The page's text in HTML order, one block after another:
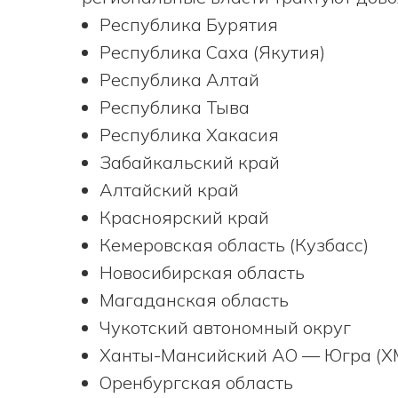
Республика Бурятия
Республика Саха (Якутия)
Республика Алтай
Республика Тыва
Республика Хакасия
Забайкальский край
Алтайский край
Красноярский край
Кемеровская область (Кузбасс)
Новосибирская область
Магаданская область
Чукотский автономный округ
Ханты-Мансийский АО — Югра
Оренбургская область